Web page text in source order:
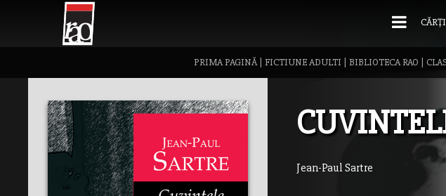
PRIMA PAGINĂ| FICTIUNE ADULTI BIBLIOTECA RAO
Jean-Paul Sartre